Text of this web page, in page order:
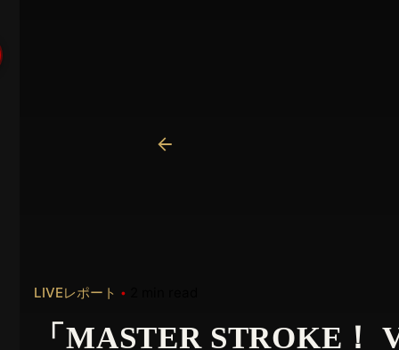
LIVEレポート
「MASTER STROKE！